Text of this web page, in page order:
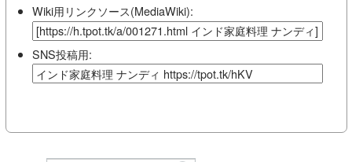
Wiki用リンクソース(MediaWiki):
SNS投稿用: